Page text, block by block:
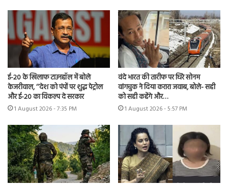
ई-20 के खिलाफ टाउनहॉल में बोले
केजरीवाल, ‘‘देश को पंपों पर शुद्ध पेट्रोल
और ई-20 का विकल्प दे सरकार
1 August 2026 - 7:35 PM
वंदे भारत की तारीफ पर घिरे सोनम
वांगचुक ने दिया करारा जवाब, बोले- सही
को सही कहेंगे और…
1 August 2026 - 5:57 PM